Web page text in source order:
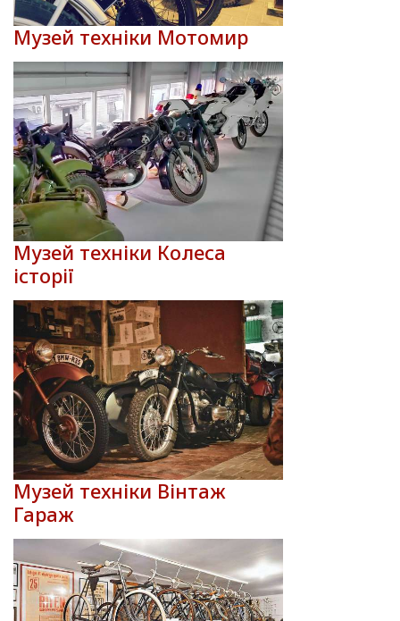
Музей техніки Мотомир
Музей техніки Колеса
історії
Музей техніки Вінтаж
Гараж